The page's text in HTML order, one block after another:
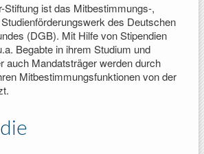
Stiftung ist das Mitbestimmungs-,
des Deutschen
(DGB). Mit Hilfe von Stipendien
Begabte in ihrem Studium und
auch Mandatsträger werden durch
Mitbestimmungsfunktionen von der